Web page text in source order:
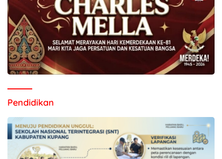
Pendidikan